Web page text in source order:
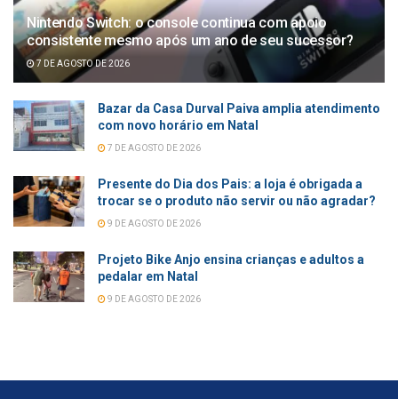
Nintendo Switch: o console continua com apoio
consistente mesmo após um ano de seu sucessor?
7 DE AGOSTO DE 2026
Bazar da Casa Durval Paiva amplia atendimento
com novo horário em Natal
7 DE AGOSTO DE 2026
Presente do Dia dos Pais: a loja é obrigada a
trocar se o produto não servir ou não agradar?
9 DE AGOSTO DE 2026
Projeto Bike Anjo ensina crianças e adultos a
pedalar em Natal
9 DE AGOSTO DE 2026